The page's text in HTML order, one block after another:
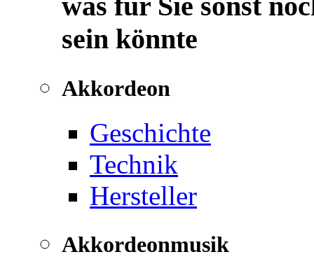
sein könnte
Akkordeon
Geschichte
Technik
Hersteller
Akkordeonmusik